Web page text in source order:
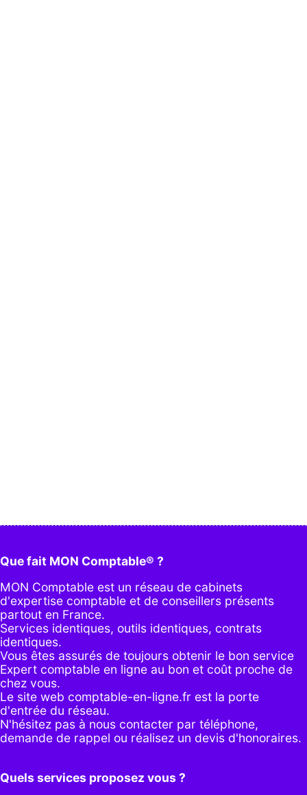
Que fait MON Comptable® ?
MON Comptable est un réseau de cabinets
d'expertise comptable et de conseillers présents
partout en France.
Services identiques, outils identiques, contrats
identiques.
Vous êtes assurés de toujours obtenir le bon service
Expert comptable en ligne au bon et coût proche de
chez vous.
Le site web comptable-en-ligne.fr est la porte
d'entrée du réseau.
N'hésitez pas à nous contacter par téléphone,
demande de rappel ou réalisez un devis d'honoraires.
Quels services proposez vous ?